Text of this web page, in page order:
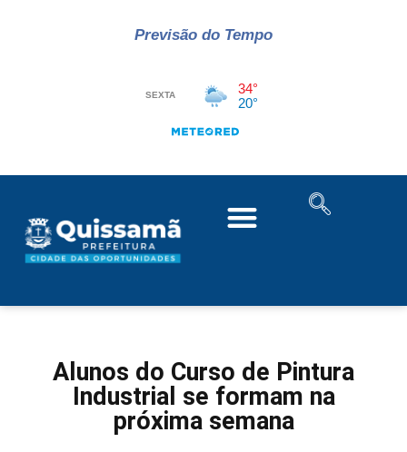
Previsão do Tempo
Alunos do Curso de Pintura
Industrial se formam na
próxima semana